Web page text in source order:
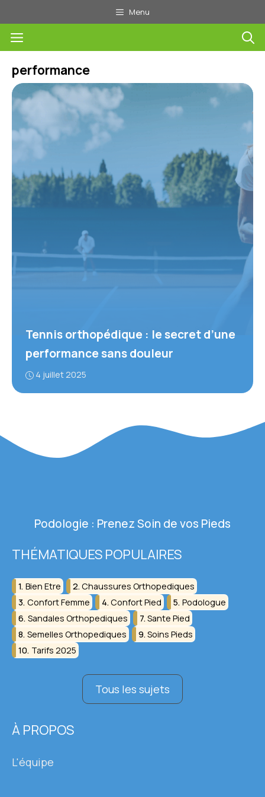
au
contenu
Menu
Menu
performance
Tennis orthopédique : le secret d’une
performance sans douleur
4 juillet 2025
THÉMATIQUES POPULAIRES
Bien Etre
Chaussures Orthopediques
Confort Femme
Confort Pied
Podologue
Sandales Orthopediques
Sante Pied
Semelles Orthopediques
Soins Pieds
Tarifs 2025
Tous les sujets
Podologie : Prenez Soin de vos Pieds
À PROPOS
L'équipe